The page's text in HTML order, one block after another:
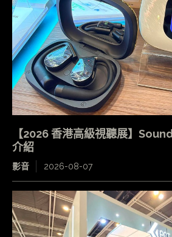
【2026 香港高級視聽展】
介紹
影音 2026-08-07